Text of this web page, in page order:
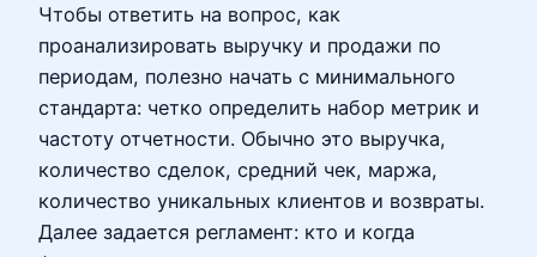
Чтобы ответить на вопрос, как
проанализировать выручку и продажи по
периодам, полезно начать с минимального
стандарта: четко определить набор метрик и
частоту отчетности. Обычно это выручка,
количество сделок, средний чек, маржа,
количество уникальных клиентов и возвраты.
Далее задается регламент: кто и когда